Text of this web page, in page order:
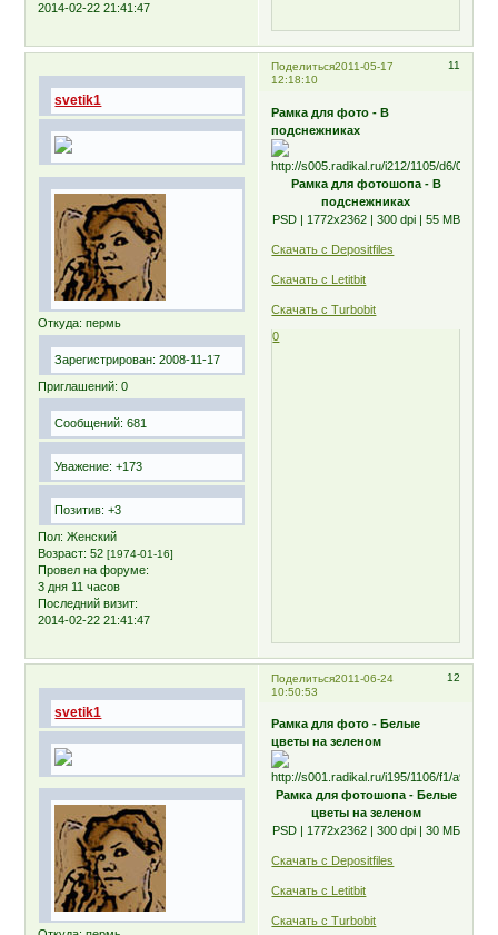
2014-02-22 21:41:47
Поделиться 11
2011-05-17
12:18:10
svetik1
Откуда: пермь
Зарегистрирован: 2008-11-17
Приглашений: 0
Сообщений: 681
Уважение: +173
Позитив: +3
Пол: Женский
Возраст: 52[1974-01-16]
Провел на форуме:
3 дня 11 часов
Последний визит:
2014-02-22 21:41:47
Рамка для фото - В
подснежниках
Рамка для фотошопа - В
подснежниках
PSD | 1772х2362 | 300 dpi | 55 MB
Скачать с Depositfiles
Скачать с Letitbit
Скачать с Turbobit
0
Поделиться 12
2011-06-24
10:50:53
svetik1
Рамка для фото - Белые
цветы на зеленом
Рамка для фотошопа - Белые
цветы на зеленом
PSD | 1772х2362 | 300 dpi | 30 МБ
Скачать с Depositfiles
Скачать с Letitbit
Скачать с Turbobit